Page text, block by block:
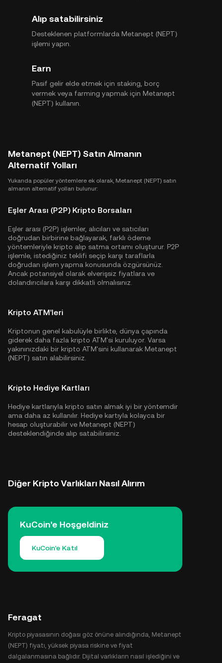
Alıp satabilirsiniz
Desteklenen platformlarda Metanept (NEPT)
işlemi yapın.
Earn
Pasif gelir elde etmek için staking, borç
vermek veya farming yapmak için Metanept
(NEPT) kullanın.
Metanept (NEPT) Satın Almanın
Alternatif Yolları
Yukarıda popüler yöntemlere ek olarak, Metanept (NEPT) satın
almanın alternatif yolları bulunur:
Eşler Arası (P2P) Kripto Borsaları
Eşler arası (P2P) işlemler, alıcıları ve satıcıları
doğrudan birbirine bağlayarak, farklı ödeme
yöntemleriyle kripto alıp satma ortamı oluşturur. P2P
işlemle, istediğiniz teklifi seçip karşı taraflarla
doğrudan işlem yapma konusunda özgürsünüz.
Ancak potansiyel olarak elverişsiz fiyatlara ve
dolandırıcılara karşı dikkatli olmalısınız.
Kripto ATM'leri
Kriptonun genel kabulüyle birlikte, dünya çapında
giderek daha fazla kripto ATM'si kuruluyor. Varsa
yakınınızdaki bir kripto ATM'sini kullanarak Metanept
(NEPT) satın alabilirsiniz.
Kripto Hediye Kartları
Hediye kartlarıyla kripto satın almak iyi bir yöntemdir
ama daha az kullanılır. Hediye kartıyla kolayca bir
hesap oluşturabilir ve Metanept (NEPT)
desteklendiğinde alıp satabilirsiniz.
Diğer Kripto Varlıkları Nasıl Alırım
KuCoin'e Hoşgeldiniz
KuCoin'e Katıl
Feragat
Kripto piyasasının doğası göz önüne alındığında, Metanept
(NEPT) fiyatı, yüksek piyasa riskine ve fiyat
dalgalanmasına bağlıdır. Dijital varlıkların nasıl işlediğini ve